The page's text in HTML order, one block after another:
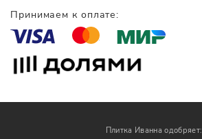
Принимаем к оплате:
Плитка Иванна одобряет: